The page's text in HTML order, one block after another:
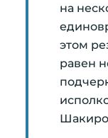
на
этом
равен